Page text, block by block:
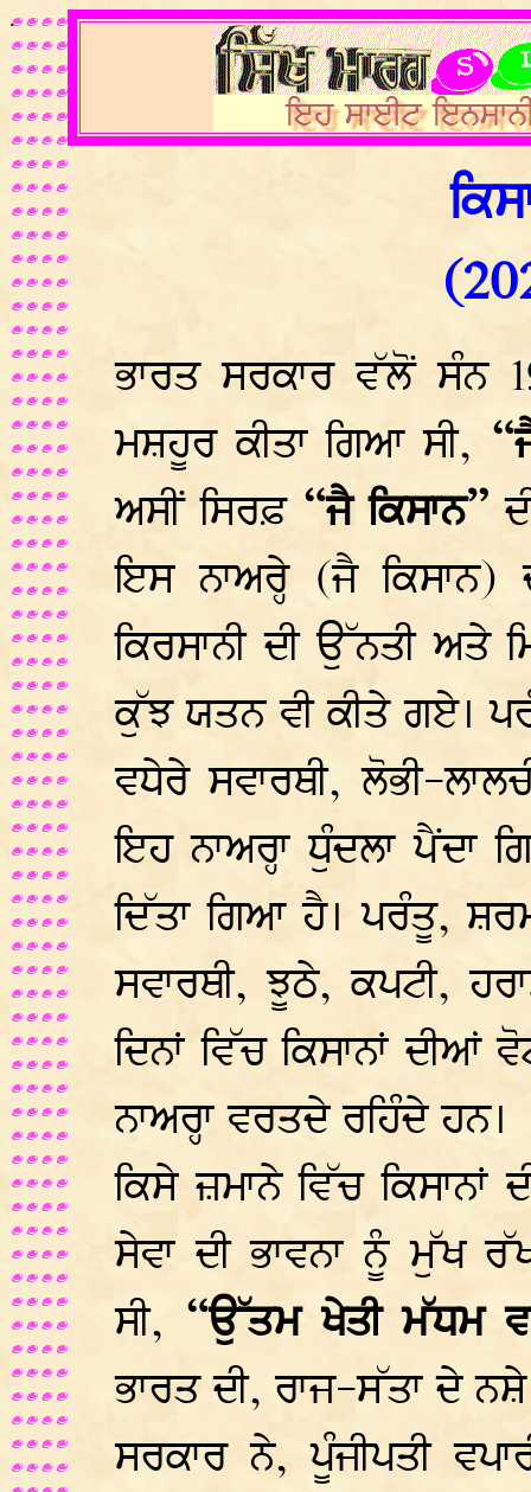
.
ਭਾਰਤ ਸਰਕਾਰ ਵੱਲੋਂ ਸੰਨ
ਮਸ਼ਹੂਰ ਕੀਤਾ ਗਿਆ ਸੀ,
ਅਸੀਂ ਸਿਰਫ਼ “ਜੈ ਕਿਸਾਨ”
ਇਸ ਨਾਅਰ੍ਹੇ (ਜੈ
ਕਿਰਸਾਨੀ ਦੀ ਉੱਨਤੀ ਅਤੇ
ਕੁੱਝ ਯਤਨ ਵੀ ਕੀਤੇ ਗਏ।
ਵਧੇਰੇ ਸਵਾਰਥੀ, ਲੋਭੀ-
ਇਹ ਨਾਅਰ੍ਹਾ ਧੁੰਦਲਾ ਪੈਂਦਾ
ਦਿੱਤਾ ਗਿਆ ਹੈ। ਪਰੰਤੂ,
ਸਵਾਰਥੀ, ਝੂਠੇ, ਕਪਟੀ,
ਦਿਨਾਂ ਵਿੱਚ ਕਿਸਾਨਾਂ
ਨਾਅਰ੍ਹਾ ਵਰਤਦੇ ਰਹਿੰਦੇ ਹਨ।
ਕਿਸੇ ਜ਼ਮਾਨੇ ਵਿੱਚ
ਸੇਵਾ ਦੀ ਭਾਵਨਾ ਨੂੰ ਮੁੱਖ
ਸੀ, “ਉੱਤਮ ਖੇਤੀ ਮੱਧਮ
ਭਾਰਤ ਦੀ, ਰਾਜ-ਸੱਤਾ ਦੇ ਨਸ਼ੇ
ਸਰਕਾਰ ਨੇ, ਪੂੰਜੀਪਤੀ